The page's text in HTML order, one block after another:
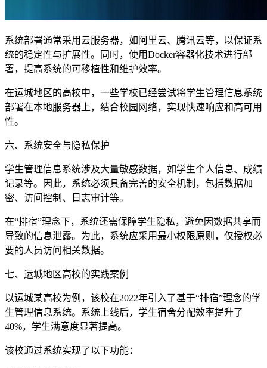
系统部署通常采用云服务器，如阿里云、腾讯云等，以保证系
统的稳定性与扩展性。同时，使用Docker容器化技术进行部
署，提高系统的可移植性和维护效率。
在运城地区的高校中，一些学校已经尝试将学生管理信息系统
部署在本地服务器上，结合校园网络，实现快速响应和高可用
性。
六、系统安全与隐私保护
学生管理信息系统涉及大量敏感数据，如学生个人信息、成绩
记录等。因此，系统必须具备完善的安全机制，包括数据加
密、访问控制、日志审计等。
在“排宿”理念下，系统还需保障学生隐私，避免因数据共享而
导致的信息泄露。为此，系统应采用最小权限原则，仅授权必
要的人员访问相关数据。
七、运城地区高校的实践案例
以运城某高校为例，该校在2022年引入了基于“排宿”理念的学
生管理信息系统。系统上线后，学生宿舍分配效率提升了
40%，学生满意度显著提高。
该校通过系统实现了以下功能：